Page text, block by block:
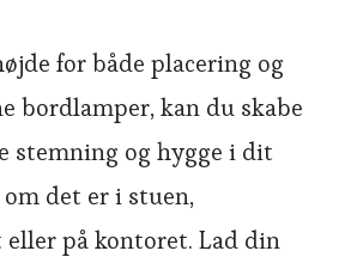
for både placering og
bordlamper, kan du skabe
stemning og hygge i dit
det er i stuen,
på kontoret. Lad din